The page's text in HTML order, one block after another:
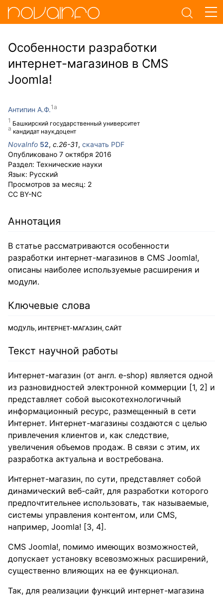
Особенности разработки
интернет-магазинов в CMS
Joomla!
Антипин А.Ф.
Башкирский государственный университет
кандидат наук,доцент
NovaInfo 52, с.26-31, скачать PDF
Опубликовано 7 октября 2016
Раздел: Технические науки
Язык: Русский
Просмотров за месяц: 2
CC BY-NC
Аннотация
В статье рассматриваются особенности
разработки интернет-магазинов в CMS Joomla!,
описаны наиболее используемые расширения и
модули.
Ключевые слова
МОДУЛЬ, ИНТЕРНЕТ-МАГАЗИН, САЙТ
Текст научной работы
Интернет-магазин (от англ. e-shop) является одной
из разновидностей электронной коммерции [1, 2] и
представляет собой высокотехнологичный
информационный ресурс, размещенный в сети
Интернет. Интернет-магазины создаются с целью
привлечения клиентов и, как следствие,
увеличения объемов продаж. В связи с этим, их
разработка актуальна и востребована.
Интернет-магазин, по сути, представляет собой
динамический веб-сайт, для разработки которого
предпочтительнее использовать, так называемые,
системы управления контентом, или CMS,
например, Joomla! [3, 4].
CMS Joomla!, помимо имеющих возможностей,
допускает установку всевозможных расширений,
существенно влияющих на ее функционал.
Так, для реализации функций интернет-магазина